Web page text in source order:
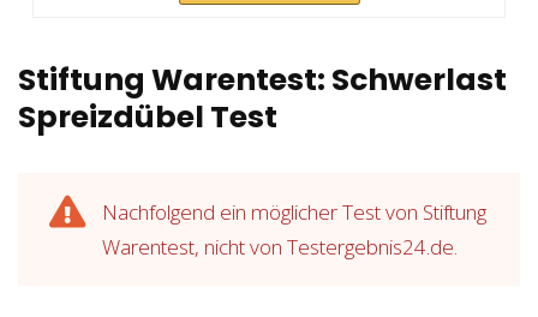
Stiftung Warentest: Schwerlast
Spreizdübel Test
Nachfolgend ein möglicher Test von Stiftung
Warentest, nicht von Testergebnis24.de.